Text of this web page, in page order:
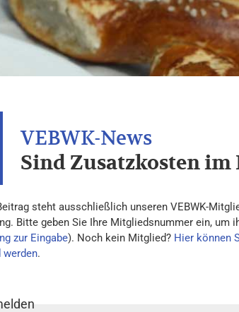
Sind Zusatzkosten
steht ausschließlich unseren VEBWK-
Bitte geben Sie Ihre Mitgliedsnummer ein, um
zur Eingabe). Noch kein Mitglied? Hier können
.